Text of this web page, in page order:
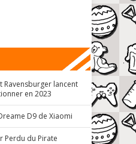
Ravensburger lancent
en 2023
D9 de Xiaomi
Perdu du Pirate